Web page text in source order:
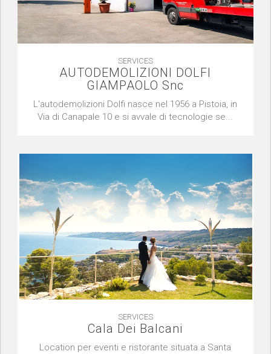
SERVICES
AUTODEMOLIZIONI DOLFI
GIAMPAOLO Snc
L'autodemolizioni Dolfi nasce nel 1956 a Pistoia, in
Via di Canapale 10 e si avvale di tecnologie se...
SERVICES
Cala Dei Balcani
Location per eventi e ristorante situata a Santa